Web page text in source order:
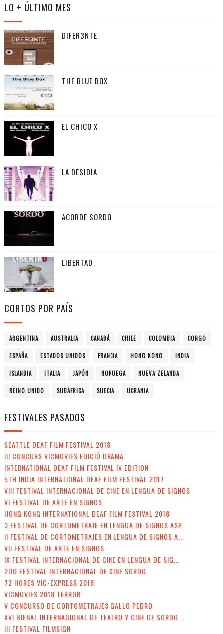
LO + ÚLTIMO MES
DIFER3NTE
THE BLUE BOX
EL CHICO X
LA DESIDIA
ACORDE SORDO
LIBERTAD
CORTOS POR PAÍS
ARGENTINA AUSTRALIA CANADÁ CHILE COLOMBIA CONGO
ESPAÑA ESTADOS UNIDOS FRANCIA HONG KONG INDIA
ISLANDIA ITALIA JAPÓN NORUEGA NUEVA ZELANDA
REINO UNIDO SUDÁFRICA SUECIA UCRANIA
FESTIVALES PASADOS
SEATTLE DEAF FILM FESTIVAL 2018
III CONCURS VICMOVIES EDICIÓ DRAMA
INTERNATIONAL DEAF FILM FESTIVAL IV EDITION
5TH INDIA INTERNATIONAL DEAF FILM FESTIVAL 2017
VIII FESTIVAL INTERNACIONAL DE CINE EN LENGUA DE SIGNOS
VI FESTIVAL DE ARTE EN SIGNOS
HONG KONG INTERNATIONAL DEAF FILM FESTIVAL 2018
3 FESTIVAL DE CORTOMETRAJE EN LENGUA DE SIGNOS ASP...
II FESTIVAL DE CORTOMETRAJES EN LENGUA DE SIGNOS A...
VII FESTIVAL DE ARTE EN SIGNOS
IX FESTIVAL INTERNACIONAL DE CINE EN LENGUA DE SIG...
2DO FESTIVAL INTERNACIONAL DE CINE SORDO
72 HORES VIC-EXPRESS 2018
VICMOVIES 2018 TERROR
V CONCURSO DE CORTOMETRAJES GALLO PEDRO
XVI BIENAL INTERNACIONAL DE TEATRO Y CINE DE SORDO...
III FESTIVAL FILMSIGN